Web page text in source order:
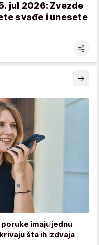
jul 2026: Zvezde
svađe i unesete
imaju jednu
šta ih izdvaja